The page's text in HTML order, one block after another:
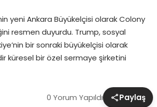
yeni Ankara Büyükelçisi olarak Colony
resmen duyurdu. Trump, sosyal
bir sonraki büyükelçisi olarak
küresel bir özel sermaye şirketini
0 Yorum Yapıldı Paylaş